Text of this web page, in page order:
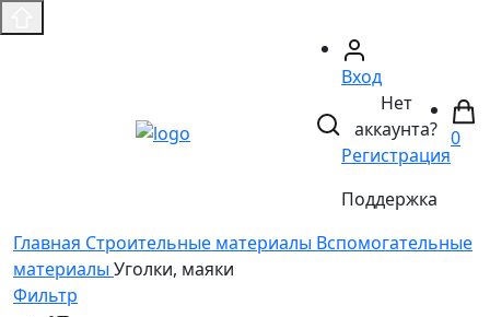
Вход
Нет
аккаунта?
Регистрация
Поддержка
0
Главная Строительные материалы Вспомогательные
материалы Уголки, маяки
Фильтр